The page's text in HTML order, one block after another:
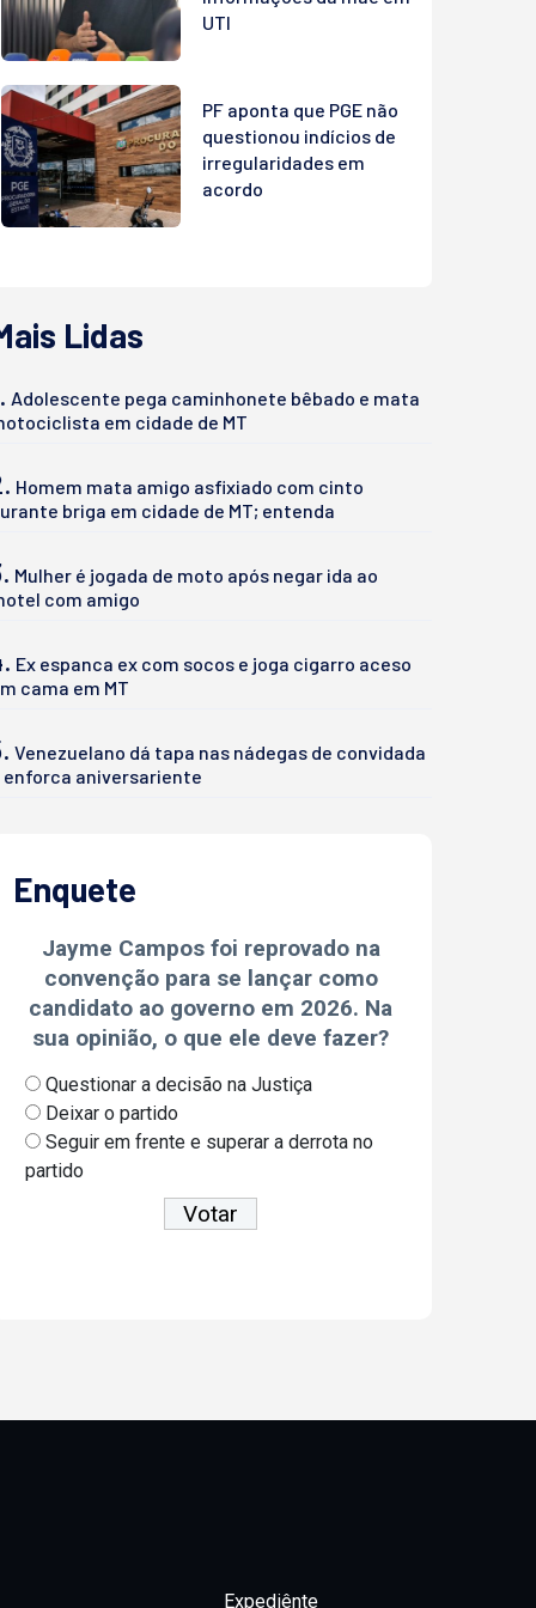
UTI
PF aponta que PGE não
questionou indícios de
irregularidades em
acordo
Lidas
Adolescente pega caminhonete bêbado e mata
em cidade de MT
Homem mata amigo asfixiado com cinto
briga em cidade de MT; entenda
Mulher é jogada de moto após negar ida ao
com amigo
Ex espanca ex com socos e joga cigarro aceso
cama em MT
Venezuelano dá tapa nas nádegas de convidada
enforca aniversariente
Enquete
Jayme Campos foi reprovado na
convenção para se lançar como
candidato ao governo em 2026. Na
sua opinião, o que ele deve fazer?
Questionar a decisão na Justiça
Deixar o partido
Seguir em frente e superar a derrota no
partido
Expediênte